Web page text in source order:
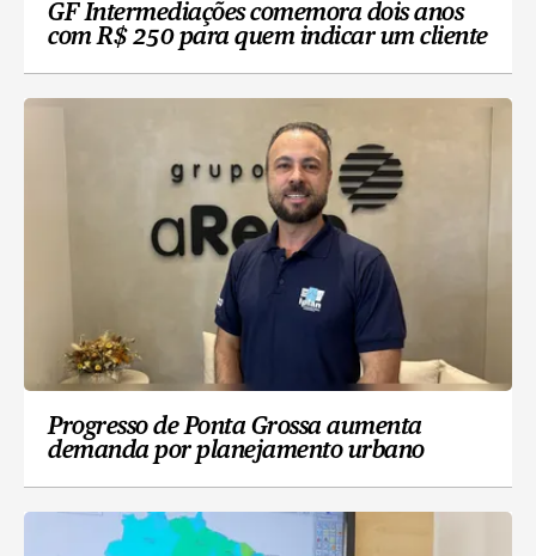
GF Intermediações comemora dois anos
com R$ 250 para quem indicar um cliente
Progresso de Ponta Grossa aumenta
demanda por planejamento urbano